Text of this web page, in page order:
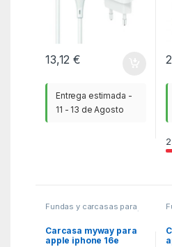
13,12€
Entrega estimada -
11 - 13 de Agosto
Fundas y carcasas para
Telefonía
Carcasa myway para
apple iphone 16e